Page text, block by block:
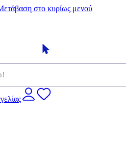
στο κυρίως μενού